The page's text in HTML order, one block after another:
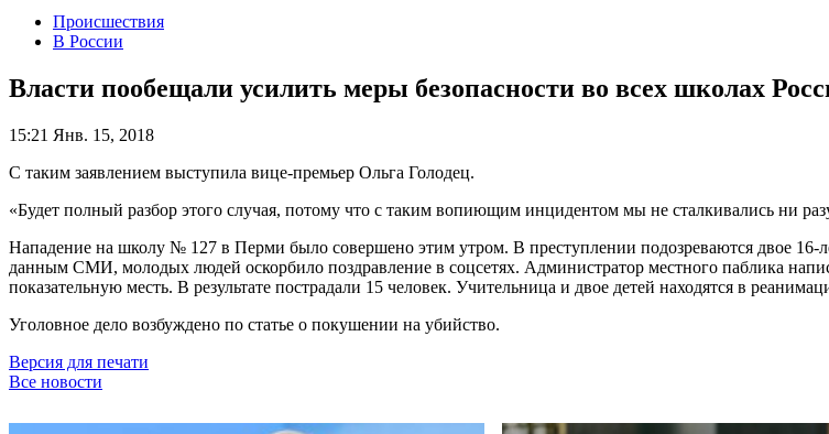
Происшествия
В России
Власти пообещали усилить меры безопасности во всех школах
15:21 Янв. 15, 2018
С таким заявлением выступила вице-премьер Ольга Голодец.
«Будет полный разбор этого случая, потому что с таким вопиющим инцидентом мы не сталкивались ни
Нападение на школу № 127 в Перми было совершено этим утром. В преступлении подозреваются двое
данным СМИ, молодых людей оскорбило поздравление в соцсетях. Администратор местного паблика
показательную месть. В результате пострадали 15 человек. Учительница и двое детей находятся в
Уголовное дело возбуждено по статье о покушении на убийство.
Версия для печати
Все новости